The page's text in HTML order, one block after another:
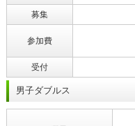
募集
参加費
受付
男子ダブルス